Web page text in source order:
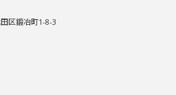
区鍛冶町1-8-3